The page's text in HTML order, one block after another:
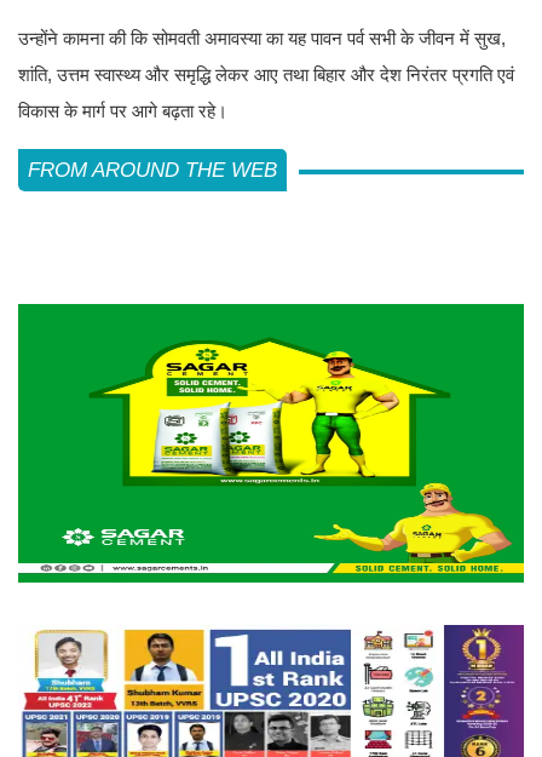
उन्होंने कामना की कि सोमवती अमावस्या का यह पावन पर्व सभी के जीवन में सुख,
शांति, उत्तम स्वास्थ्य और समृद्धि लेकर आए तथा बिहार और देश निरंतर प्रगति एवं
विकास के मार्ग पर आगे बढ़ता रहे।
FROM AROUND THE WEB